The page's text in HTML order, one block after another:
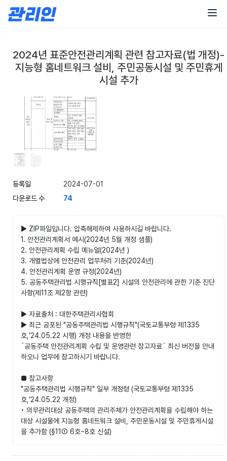
2024년 표준안전관리계획 관련 참고자료(법 개정)-
지능형 홈네트워크 설비, 주민공동시설 및 주민휴게
시설 추가
등록일
2024-07-01
다운로드 수
74
▶ ZIP파일입니다. 압축해제하여 사용하시길 바랍니다.
1. 안전관리계획서 예시(2024년 5월 개정 샘플)
2. 안전관리계획 수립 메뉴얼(2024년 )
3. 개별법상에 안전관리 업무처리 기준(2024년)
4. 안전관리계획 운영 규정(2024년)
5. 공동주택관리법 시행규칙[별표2] 시설의 안전관리에 관한 기준 진단
사항(제11조 제2항 관련)
▶ 자료출처 : 대한주택관리사협회
▶ 최근 공포된 "공동주택관리법 시행규칙"(국토교통부령 제1335
호,‘24.05.22 시행) 개정 내용을 반영한
´공동주택 안전관리계획 수립 및 운영관련 참고자료´ 최신 버전을 안내
하오니 업무에 참고하시기 바랍니다.
■ 참고사항
"공동주택관리법 시행규칙" 일부 개정령 (국토교통부령 제1335
호,‘24.05.22 개정)
◦ 의무관리대상 공동주택의 관리주체가 안전관리계획을 수립해야 하는
대상 시설물에 지능형 홈네트워크 설비, 주민운동시설 및 주민휴게시설
을 추가함 (§11① 6호~8호 신설)